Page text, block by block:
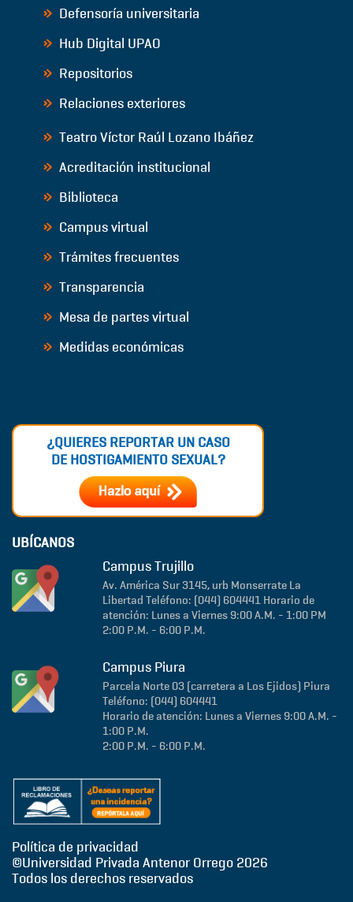
Defensoría universitaria
Hub Digital UPAO
Repositorios
Relaciones exteriores
Teatro Víctor Raúl Lozano Ibáñez
Acreditación institucional
Biblioteca
Campus virtual
Trámites frecuentes
Transparencia
Mesa de partes virtual
Medidas económicas
¿QUIERES REPORTAR UN CASO
DE HOSTIGAMIENTO SEXUAL?
UBÍCANOS
Campus Trujillo
Av. América Sur 3145, urb Monserrate La
Libertad Teléfono: (044) 604441 Horario de
atención: Lunes a Viernes 9:00 A.M. - 1:00 PM
2:00 P.M. - 6:00 P.M.
Campus Piura
Parcela Norte 03 (carretera a Los Ejidos) Piura
Teléfono: (044) 604441
Horario de atención: Lunes a Viernes 9:00 A.M. -
1:00 P.M.
2:00 P.M. - 6:00 P.M.
Política de privacidad
©Universidad Privada Antenor Orrego 2026
Todos los derechos reservados